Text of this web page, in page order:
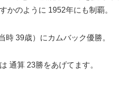
かのように 1952年にも制覇。
時 39歳）にカムバック優勝。
通算 23勝をあげてます。